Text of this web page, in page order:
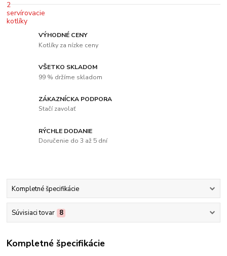
VÝHODNÉ CENY
Kotlíky za nízke ceny
VŠETKO SKLADOM
99 % držíme skladom
ZÁKAZNÍCKA PODPORA
Stačí zavolať
RÝCHLE DODANIE
Doručenie do 3 až 5 dní
Kompletné špecifikácie
Súvisiaci tovar 8
Kompletné špecifikácie